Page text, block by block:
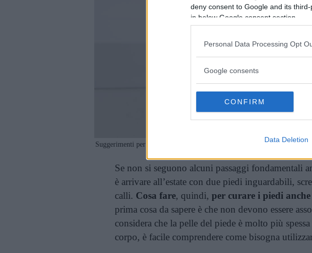
deny consent to Google and its
in below Google consent section.
Personal Data Processing Opt
Google consents
CONFIRM
Data Deletion
Suggerimenti per una pedicura perfetto – Robadadonne.it
Se non si seguono alcuni passaggi fondamentali
è arrivare all’estate con due piedi inguardabili,
calli. Cosa fare, quindi, per curare i piedi
prima cosa da sapere è che non devono essere
considera che la pelle del piede è molto più
corpo, è facile comprendere come bisogna